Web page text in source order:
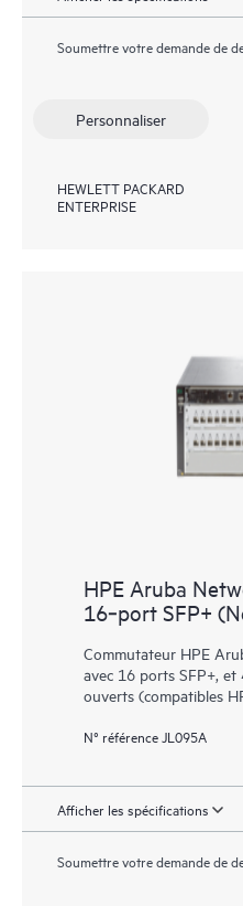
Soumettre votre demande de
Personnaliser
HEWLETT PACKARD
ENTERPRISE
HPE Aruba
16‑port SFP+
Commutateur HPE
avec 16 ports SFP+,
ouverts (compatibles
N° référence JL095A
Afficher les spécifications
Soumettre votre demande de